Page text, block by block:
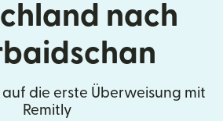
nach
auf die erste Überweisung mit
Remitly